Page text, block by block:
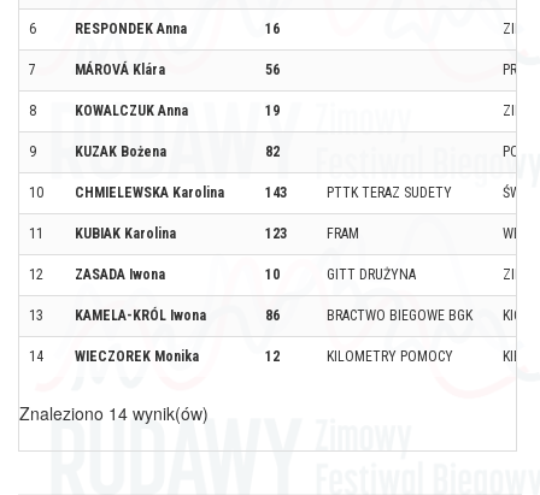
6 RESPONDEK Anna 16
7 MÁROVÁ Klára 56 PRAHA
8 KOWALCZUK Anna 19
9 KUZAK Bożena 82
10 CHMIELEWSKA Karolina 143 PTTK TERAZ SUDETY
11 KUBIAK Karolina 123 FRAM
12 ZASADA Iwona 10 GITT DRUŻYNA
13 KAMELA-KRÓL Iwona 86 BRACTWO BIEGOWE BGK KICIN
14 WIECZOREK Monika 12 KILOMETRY POMOCY
Znaleziono 14 wynik(ów)